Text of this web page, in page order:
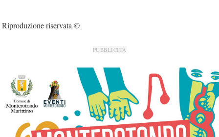
Riproduzione riservata ©
PUBBLICITÀ